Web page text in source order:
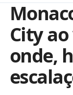
City
onde,